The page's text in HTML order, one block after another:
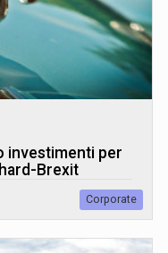
investimenti per
Brexit
Corporate